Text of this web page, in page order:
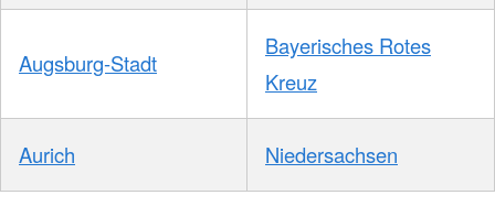
Augsburg-Stadt
Bayerisches Rotes
Kreuz
Aurich Niedersachsen